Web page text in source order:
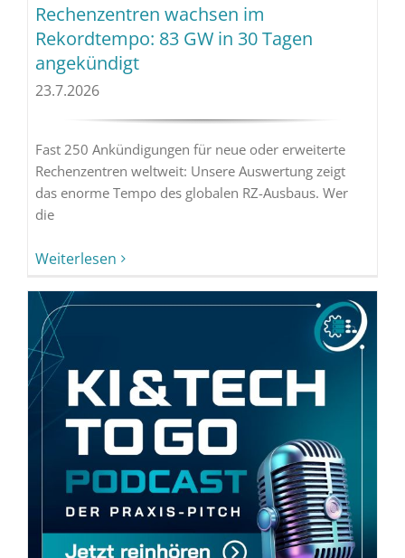
Rechenzentren wachsen im
Rekordtempo: 83 GW in 30 Tagen
angekündigt
23.7.2026
Fast 250 Ankündigungen für neue oder erweiterte
Rechenzentren weltweit: Unsere Auswertung zeigt
das enorme Tempo des globalen RZ-Ausbaus. Wer
die
Weiterlesen